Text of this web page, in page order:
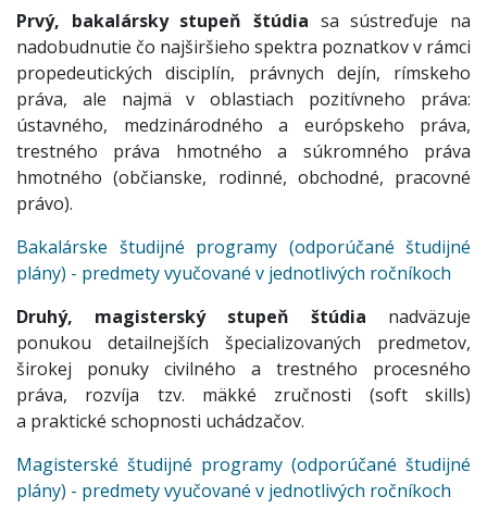
Prvý, bakalársky stupeň štúdia sa sústreďuje na
nadobudnutie čo najširšieho spektra poznatkov v rámci
propedeutických disciplín, právnych dejín, rímskeho
práva, ale najmä v oblastiach pozitívneho práva:
ústavného, medzinárodného a európskeho práva,
trestného práva hmotného a súkromného práva
hmotného (občianske, rodinné, obchodné, pracovné
právo).
Bakalárske študijné programy (odporúčané študijné
plány) - predmety vyučované v jednotlivých ročníkoch
Druhý, magisterský stupeň štúdia nadväzuje
ponukou detailnejších špecializovaných predmetov,
širokej ponuky civilného a trestného procesného
práva, rozvíja tzv. mäkké zručnosti (soft skills)
a praktické schopnosti uchádzačov.
Magisterské študijné programy (odporúčané študijné
plány) - predmety vyučované v jednotlivých ročníkoch